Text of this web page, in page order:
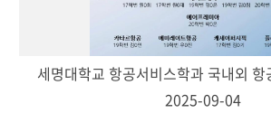
2025-09-04